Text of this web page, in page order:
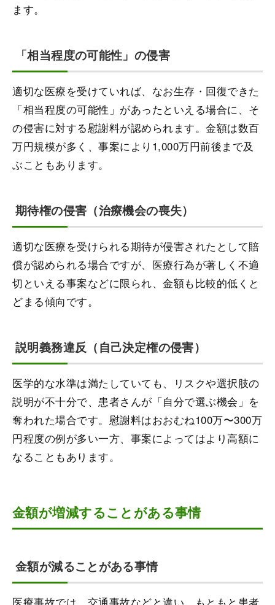
ます。
「相当程度の可能性」の侵害
適切な医療を受けていれば、なお生存・回復できた
「相当程度の可能性」があったといえる場合に、そ
の侵害に対する慰謝料が認められます。金額は数百
万円規模が多く、事案により1,000万円前後まで及
ぶこともあります。
期待権の侵害（治療機会の喪失）
適切な医療を受けられる期待が侵害されたとして賠
償が認められる場合ですが、医療行為が著しく不適
切といえる事案などに限られ、金額も比較的低くと
どまる傾向です。
説明義務違反（自己決定権の侵害）
医学的な水準は満たしていても、リスクや選択肢の
説明が不十分で、患者さんが「自分で選ぶ機会」を
奪われた場合です。慰謝料はおおむね100万〜300万
円程度の例が多い一方、事案によってはより高額に
なることもあります。
金額が増減することがある事情
金額が減ることがある事情
医療事故では、交通事故などと違い、もともと患者